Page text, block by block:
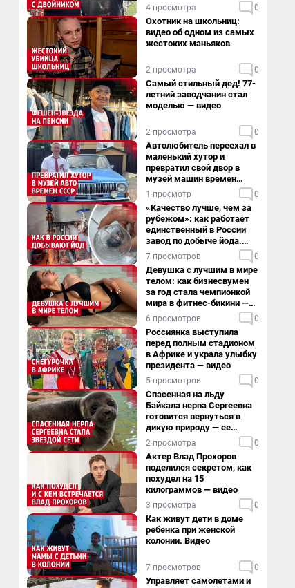
4 просмотра 0
Охотник на школьниц:
видео об одном из самых
жестоких маньяков
2 просмотра 0
Самый стильный дед! 77-
летний заводчанин стал
моделью — видео
2 просмотра 0
Автолюбитель переехал в
маленький хутор и
превратил свой двор в
музей машин времен
СССР. Видео
1 просмотр 0
«Качество лучше, чем за
рубежом»: как работает
единственный в России
завод по добыче йода.
Видео
7 просмотров 0
Девушка с лучшим в мире
телом: как бизнесвумен
за год стала чемпионкой
мира в фитнес-бикини —
видео
6 просмотров 0
Россиянка выступила
перед полным стадионом
в Африке и украла улыбку
президента — видео
5 просмотров 0
Спасенная на льду
Байкала нерпа Сергеевна
готовится вернуться в
дикую природу — ее
видеоистория
2 просмотра 0
Актер Влад Прохоров
поделился секретом, как
похудел на 15
килограммов — видео
3 просмотра 0
Как живут дети в доме
ребенка при женской
колонии. Видео
7 просмотров 0
Управляет самолетами и